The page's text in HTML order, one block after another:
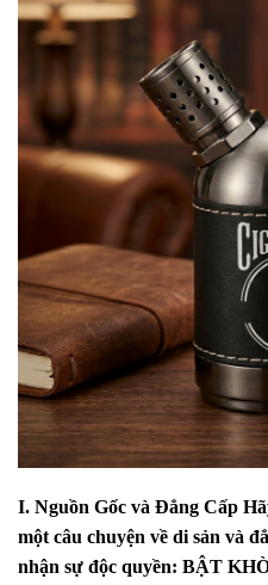
I. Nguồn Gốc và Đẳng Cấp
một câu chuyện về di sản và
nhận sự độc quyền: BẬT